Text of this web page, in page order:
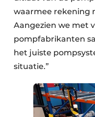
waarmee rekening
Aangezien we met
pompfabrikanten
het juiste
situatie.”